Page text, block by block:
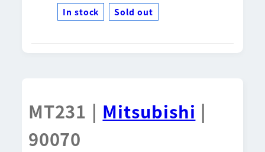
In stock Sold out
MT231 | Mitsubishi |
90070